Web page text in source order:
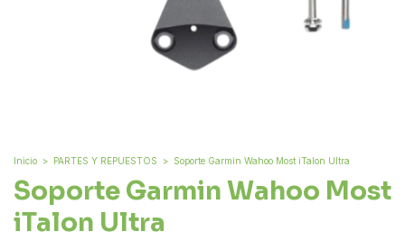
Inicio > PARTES Y REPUESTOS > Soporte Garmin Wahoo Most iTalon Ultra
Soporte Garmin Wahoo Most
iTalon Ultra